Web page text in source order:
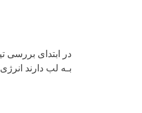
در ابتدای بررسی
بـه لب دارند